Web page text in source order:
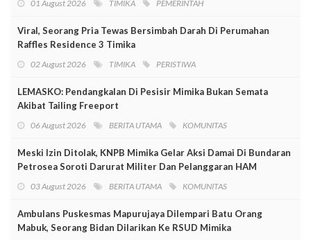
01 August 2026 TIMIKA PEMERINTAH
Viral, Seorang Pria Tewas Bersimbah Darah Di Perumahan
Raffles Residence 3 Timika
02 August 2026 TIMIKA PERISTIWA
LEMASKO: Pendangkalan Di Pesisir Mimika Bukan Semata
Akibat Tailing Freeport
06 August 2026 BERITA UTAMA KOMUNITAS
Meski Izin Ditolak, KNPB Mimika Gelar Aksi Damai Di Bundaran
Petrosea Soroti Darurat Militer Dan Pelanggaran HAM
03 August 2026 BERITA UTAMA KOMUNITAS
Ambulans Puskesmas Mapurujaya Dilempari Batu Orang
Mabuk, Seorang Bidan Dilarikan Ke RSUD Mimika